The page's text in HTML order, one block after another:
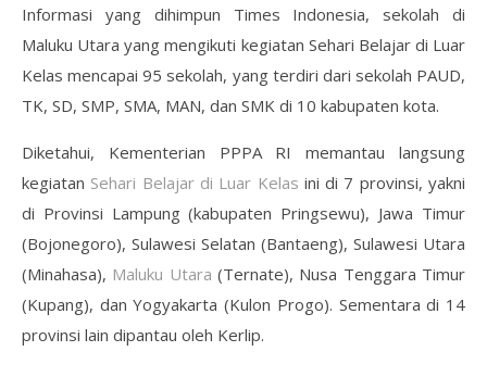
Informasi yang dihimpun Times Indonesia, sekolah di
Maluku Utara yang mengikuti kegiatan Sehari Belajar di Luar
Kelas mencapai 95 sekolah, yang terdiri dari sekolah PAUD,
TK, SD, SMP, SMA, MAN, dan SMK di 10 kabupaten kota.
Diketahui, Kementerian PPPA RI memantau langsung
kegiatan Sehari Belajar di Luar Kelas ini di 7 provinsi, yakni
di Provinsi Lampung (kabupaten Pringsewu), Jawa Timur
(Bojonegoro), Sulawesi Selatan (Bantaeng), Sulawesi Utara
(Minahasa), Maluku Utara (Ternate), Nusa Tenggara Timur
(Kupang), dan Yogyakarta (Kulon Progo). Sementara di 14
provinsi lain dipantau oleh Kerlip.